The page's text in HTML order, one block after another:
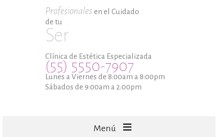
Profesionales en el Cuidado
de tu
Ser
Clínica de Estética Especializada
(55) 5550-7907
Lunes a Viernes de 8:00am a 8:00pm
Sábados de 9:00am a 2:00pm
Menú